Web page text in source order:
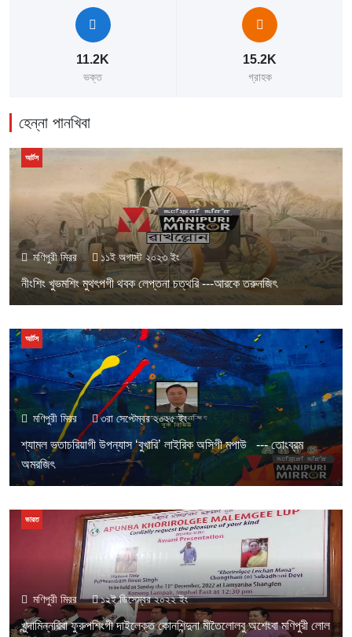
11.2K
ভক্ত
15.2K
গ্রাহক
হেন্না পানখিবা
মণিপুরী মিরর ১১ই অগাস্ট ২০২৩ ইং
নীংশিং খুভমশিং মুথৎপগী থবক লেপ্তনা চত্থরি ---আরকে তরুনজিৎ
আর্টস
মণিপুরী মিরর ৩রা সেপ্টেম্বর ২০২৫ ইং
শ্যামল ভতাচরিয়াগী উপন্যাস ‘বুখারি’ লাইরিক অসিগী মপাউ --- তোংব্রম
অমরজিৎ
আর্টস
মণিপুরী মিরর ১২ই ডিসেম্বর ২০২২ ইং
খুন্দামিন্নরিবা ফুরুপশিংগী দাইলেক্ত কোনশিন্দুনা মীতৈলোলবু অশেংবা মণিপুরী লোল
ভারত